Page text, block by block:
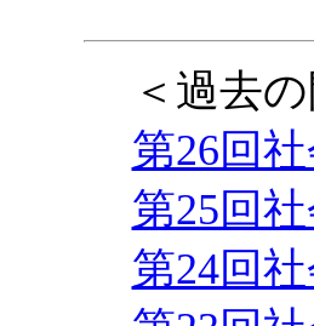
＜過去
第26回
第25回
第24回